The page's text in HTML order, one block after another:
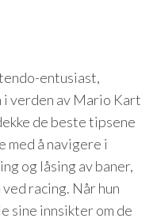
entusiast,
verden av Mario Kart
de beste tipsene
med å navigere i
og låsing av baner,
racing. Når hun
sine innsikter om de